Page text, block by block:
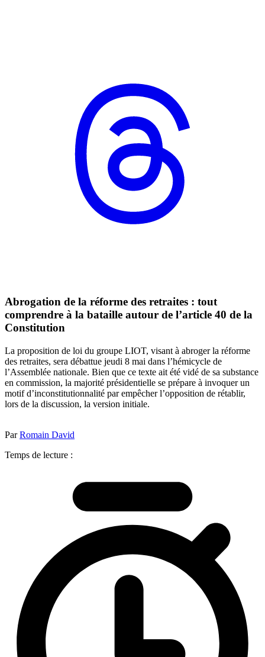
Abrogation de la réforme des retraites : tout
comprendre à la bataille autour de l’article 40 de la
Constitution
La proposition de loi du groupe LIOT, visant à abroger la réforme
des retraites, sera débattue jeudi 8 mai dans l’hémicycle de
l’Assemblée nationale. Bien que ce texte ait été vidé de sa substance
en commission, la majorité présidentielle se prépare à invoquer un
motif d’inconstitutionnalité par empêcher l’opposition de rétablir,
lors de la discussion, la version initiale.
ParRomain David
Temps de lecture :